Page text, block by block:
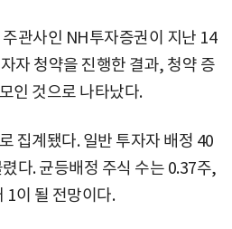
관사인 NH투자증권이 지난 14
자 청약을 진행한 결과, 청약 증
인 것으로 나타났다.
집계됐다. 일반 투자자 배정 40
다. 균등배정 주식 수는 0.37주,
1이 될 전망이다.